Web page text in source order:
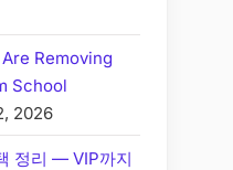
Removing
School
2026
정리 — VIP까지